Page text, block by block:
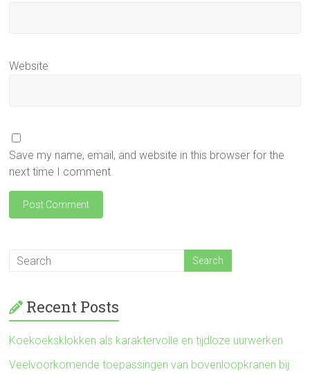
Website
Save my name, email, and website in this browser for the
next time I comment.
Recent Posts
Koekoeksklokken als karaktervolle en tijdloze uurwerken
Veelvoorkomende toepassingen van bovenloopkranen bij